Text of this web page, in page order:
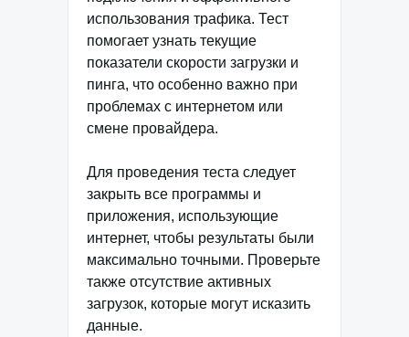
использования трафика. Тест
помогает узнать текущие
показатели скорости загрузки и
пинга, что особенно важно при
проблемах с интернетом или
смене провайдера.
Для проведения теста следует
закрыть все программы и
приложения, использующие
интернет, чтобы результаты были
максимально точными. Проверьте
также отсутствие активных
загрузок, которые могут исказить
данные.